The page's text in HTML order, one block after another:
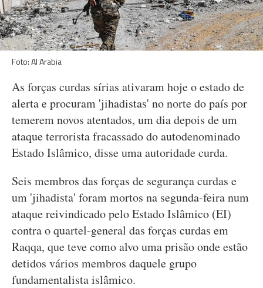
Foto: Al Arabia
As forças curdas sírias ativaram hoje o estado de
alerta e procuram 'jihadistas' no norte do país por
temerem novos atentados, um dia depois de um
ataque terrorista fracassado do autodenominado
Estado Islâmico, disse uma autoridade curda.
Seis membros das forças de segurança curdas e
um 'jihadista' foram mortos na segunda-feira num
ataque reivindicado pelo Estado Islâmico (EI)
contra o quartel-general das forças curdas em
Raqqa, que teve como alvo uma prisão onde estão
detidos vários membros daquele grupo
fundamentalista islâmico.